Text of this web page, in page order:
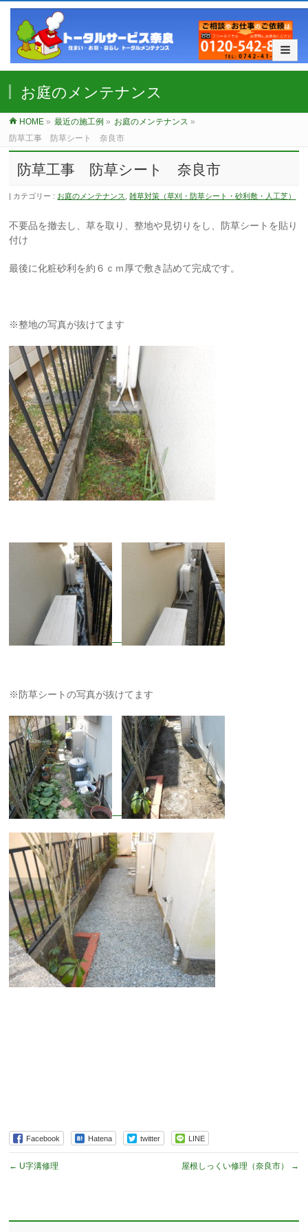
お庭のメンテナンス
HOME » 最近の施工例 » お庭のメンテナンス »
防草工事 防草シート 奈良市
防草工事 防草シート 奈良市
カテゴリー : お庭のメンテナンス ,雑草対策（草刈・防草シート・砂利敷・人工芝）
不要品を撤去し、草を取り、整地や見切りをし、防草シートを貼り
付け
最後に化粧砂利を約６ｃｍ厚で敷き詰めて完成です。
※整地の写真が抜けてます
※防草シートの写真が抜けてます
Facebook Hatena twitter LINE
← U字溝修理 屋根しっくい修理（奈良市） →